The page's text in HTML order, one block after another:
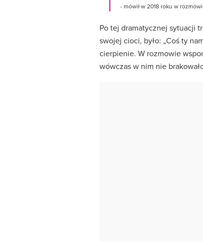
- mówił w 2018 roku w
Po tej dramatycznej sytuacji
swojej cioci, było: „Coś ty
cierpienie. W rozmowie
wówczas w nim nie